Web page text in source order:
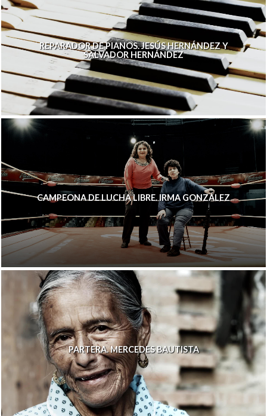
REPARADOR DE PIANOS. JESÚS HERNÁNDEZ Y
SALVADOR HERNÁNDEZ
CAMPEONA DE LUCHA LIBRE. IRMA GONZÁLEZ
PARTERA. MERCEDES BAUTISTA